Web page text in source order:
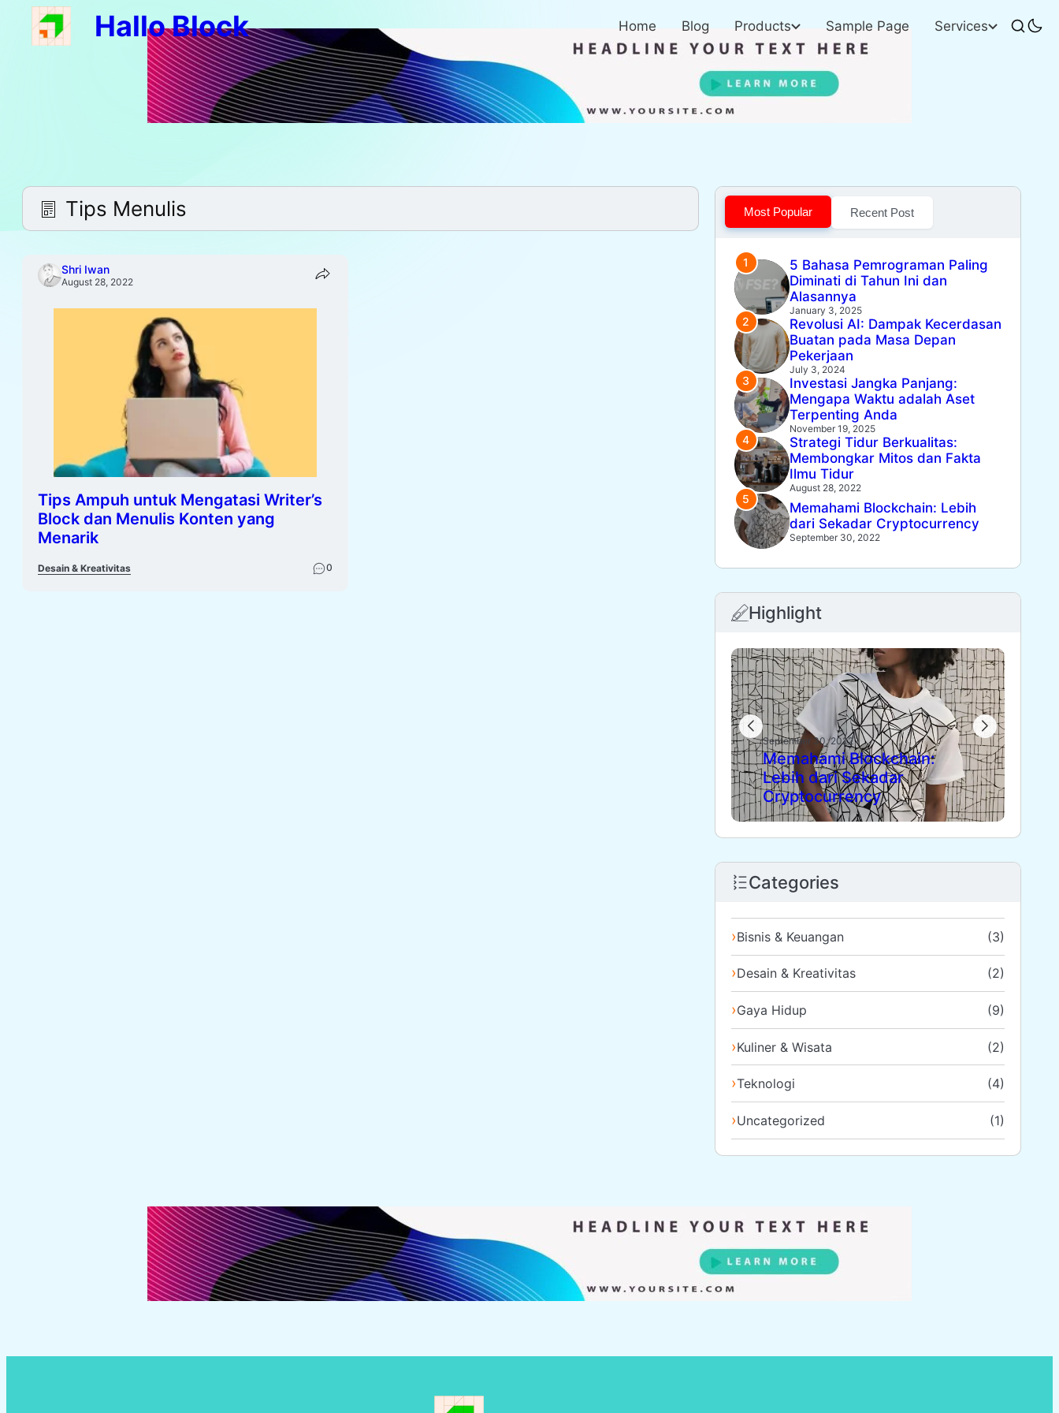
Hallo Block Home Blog Products Sample Page Services
Buka
Tips Menulis
Shri Iwan
August 28, 2022
Tips Ampuh untuk Mengatasi Writer’s
Block dan Menulis Konten yang
Menarik
Desain & Kreativitas 0
Most Popular Recent Post
5 Bahasa Pemrograman Paling
Diminati di Tahun Ini dan
Alasannya
January 3, 2025
Revolusi AI: Dampak Kecerdasan
Buatan pada Masa Depan
Pekerjaan
July 3, 2024
Investasi Jangka Panjang:
Mengapa Waktu adalah Aset
Terpenting Anda
November 19, 2025
Strategi Tidur Berkualitas:
Membongkar Mitos dan Fakta
Ilmu Tidur
August 28, 2022
Memahami Blockchain: Lebih
dari Sekadar Cryptocurrency
September 30, 2022
Highlight
September 30, 2022
Memahami Blockchain:
Lebih dari Sekadar
Cryptocurrency
Categories
Bisnis & Keuangan (3)
Desain & Kreativitas (2)
Gaya Hidup (9)
Kuliner & Wisata (2)
Teknologi (4)
Uncategorized (1)